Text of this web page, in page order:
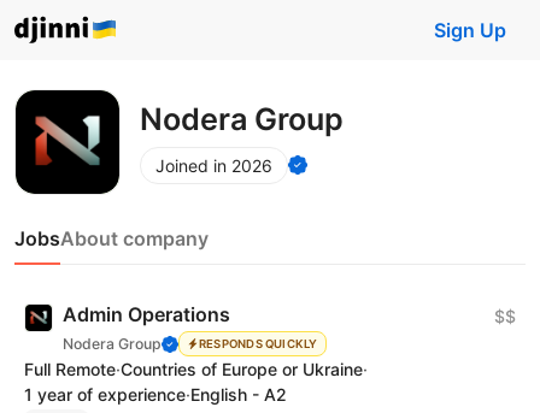
Sign Up
Nodera Group
Joined in 2026
JobsAbout company
Admin Operations
Nodera Group RESPONDS QUICKLY
$$
Full Remote·Countries of Europe or Ukraine·
1 year of experience·English - A2